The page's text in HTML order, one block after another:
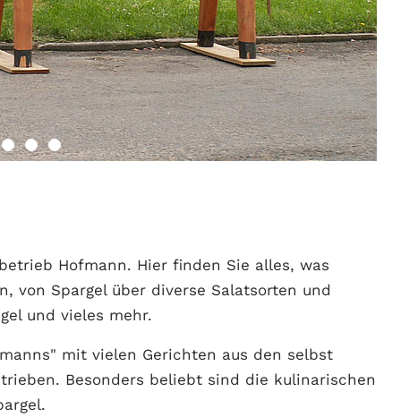
Hofmann. Hier finden Sie alles, was
von Spargel über diverse Salatsorten und
und vieles mehr.
mit vielen Gerichten aus den selbst
Besonders beliebt sind die kulinarischen